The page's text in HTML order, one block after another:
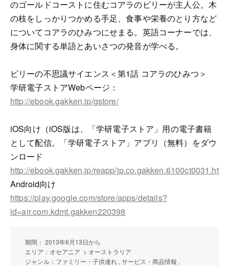
のゴールドコーストに住むコアラのビリーが主人公。木
の枝をしっかりつかめる手足、食事や栄養のとり方など
についてコアラのひみつにせまる。英語コーナーでは、
身体に関する単語とあいさつの発音が学べる。
ビリーの不思議サイエンス＜第1話 コアラのひみつ＞
学研電子ストアWebページ：
http://ebook.gakken.jp/gstore/
iOS向け（iOS版は、「学研電子ストア」用の電子書籍
として配信。「学研電子ストア」アプリ（無料）をダウ
ンロード
http://ebook.gakken.jp/reapp/jp.co.gakken.6100ct0031.html
Android向け
https://play.google.com/store/apps/details?
id=air.com.kdmt.gakken220398
期間： 2013年6月13日から
エリア：オセアニア > オーストラリア
ジャンル：ファミリー・子供連れ , サービス・商品情報 ,